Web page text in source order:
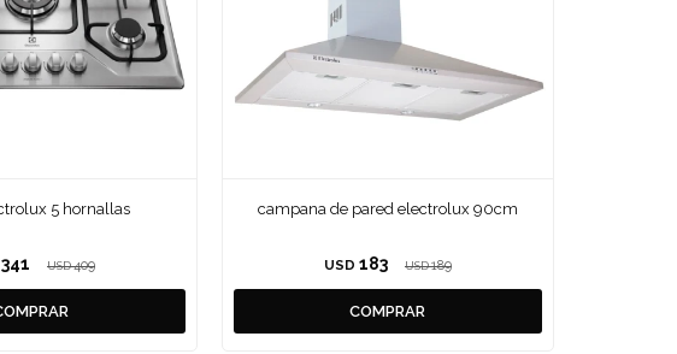
5 hornallas
341 USD 409
campana de pared electrolux 90cm
USD 183 USD 189